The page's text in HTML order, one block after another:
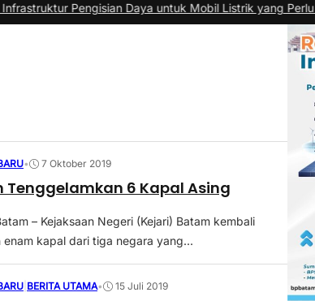
Daya untuk Mobil Listrik yang Perlu Diperhatikan
• 7 Oktober 2019
Tenggelamkan 6 Kapal Asing
– Kejaksaan Negeri (Kejari) Batam kembali
enam kapal dari tiga negara yang...
BERITA UTAMA• 15 Juli 2019